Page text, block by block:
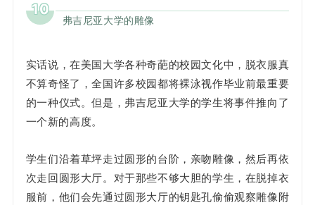
10
弗吉尼亚大学的雕像
实话说，在美国大学各种奇葩的校园文化中，脱衣服真
不算奇怪了，全国许多校园都将裸泳视作毕业前最重要
的一种仪式。但是，弗吉尼亚大学的学生将事件推向了
一个新的高度。
学生们沿着草坪走过圆形的台阶，亲吻雕像，然后再依
次走回圆形大厅。对于那些不够大胆的学生，在脱掉衣
服前，他们会先通过圆形大厅的钥匙孔偷偷观察雕像附